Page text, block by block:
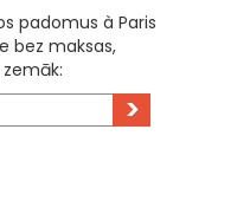
padomus à Paris
bez maksas,
>